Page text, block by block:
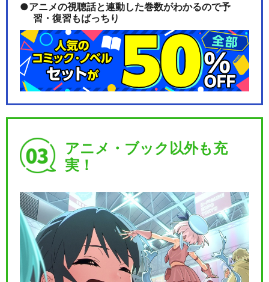
アニメの視聴話と連動した巻数がわかるので予
習・復習もばっちり
アニメ・ブック以外も充
実！